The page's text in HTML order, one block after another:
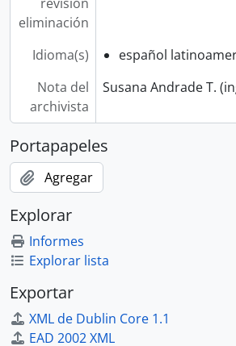
eliminación
Idioma(s)
español
Nota del
archivista
Susana Andrade T.
Portapapeles
Agregar
Explorar
Informes
Explorar lista
Exportar
XML de Dublin Core 1.1
EAD 2002 XML